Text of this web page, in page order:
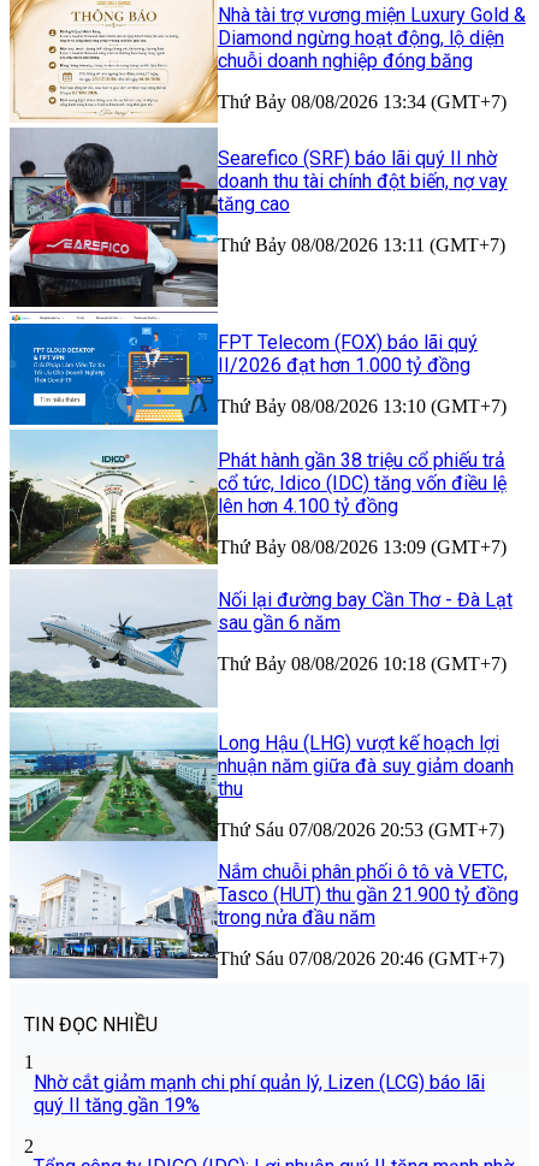
Nhà tài trợ vương miện Luxury Gold &
Diamond ngừng hoạt động, lộ diện
chuỗi doanh nghiệp đóng băng
Thứ Bảy 08/08/2026 13:34 (GMT+7)
Searefico (SRF) báo lãi quý II nhờ
doanh thu tài chính đột biến, nợ vay
tăng cao
Thứ Bảy 08/08/2026 13:11 (GMT+7)
FPT Telecom (FOX) báo lãi quý
II/2026 đạt hơn 1.000 tỷ đồng
Thứ Bảy 08/08/2026 13:10 (GMT+7)
Phát hành gần 38 triệu cổ phiếu trả
cổ tức, Idico (IDC) tăng vốn điều lệ
lên hơn 4.100 tỷ đồng
Thứ Bảy 08/08/2026 13:09 (GMT+7)
Nối lại đường bay Cần Thơ - Đà Lạt
sau gần 6 năm
Thứ Bảy 08/08/2026 10:18 (GMT+7)
Long Hậu (LHG) vượt kế hoạch lợi
nhuận năm giữa đà suy giảm doanh
thu
Thứ Sáu 07/08/2026 20:53 (GMT+7)
Nắm chuỗi phân phối ô tô và VETC,
Tasco (HUT) thu gần 21.900 tỷ đồng
trong nửa đầu năm
Thứ Sáu 07/08/2026 20:46 (GMT+7)
TIN ĐỌC NHIỀU
1
Nhờ cắt giảm mạnh chi phí quản lý, Lizen (LCG) báo lãi
quý II tăng gần 19%
2